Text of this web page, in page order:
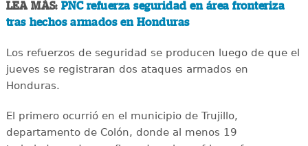
LEA MÁS:PNC refuerza seguridad en área fronteriza
tras hechos armados en Honduras
Los refuerzos de seguridad se producen luego de que el
jueves se registraran dos ataques armados en
Honduras.
El primero ocurrió en el municipio de Trujillo,
departamento de Colón, donde al menos 19